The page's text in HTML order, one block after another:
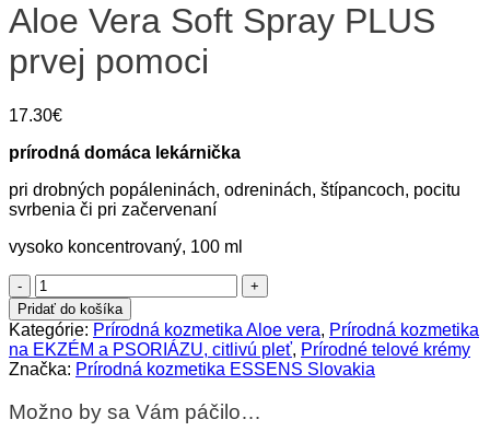
Aloe Vera Soft Spray PLUS
prvej pomoci
17.30€
prírodná domáca lekárnička
pri drobných popáleninách, odreninách, štípancoch, pocitu
svrbenia či pri začervenaní
vysoko koncentrovaný, 100 ml
množstvo
Aloe
Vera
Soft
Spray
PLUS
prvej
pomoci
Pridať do košíka
Kategórie: Prírodná kozmetika Aloe vera, Prírodná kozmetika
na EKZÉM a PSORIÁZU, citlivú pleť, Prírodné telové krémy
Značka: Prírodná kozmetika ESSENS Slovakia
Možno by sa Vám páčilo…